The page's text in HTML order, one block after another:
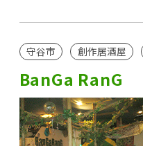
守谷市 創作居酒屋
BanGa RanG